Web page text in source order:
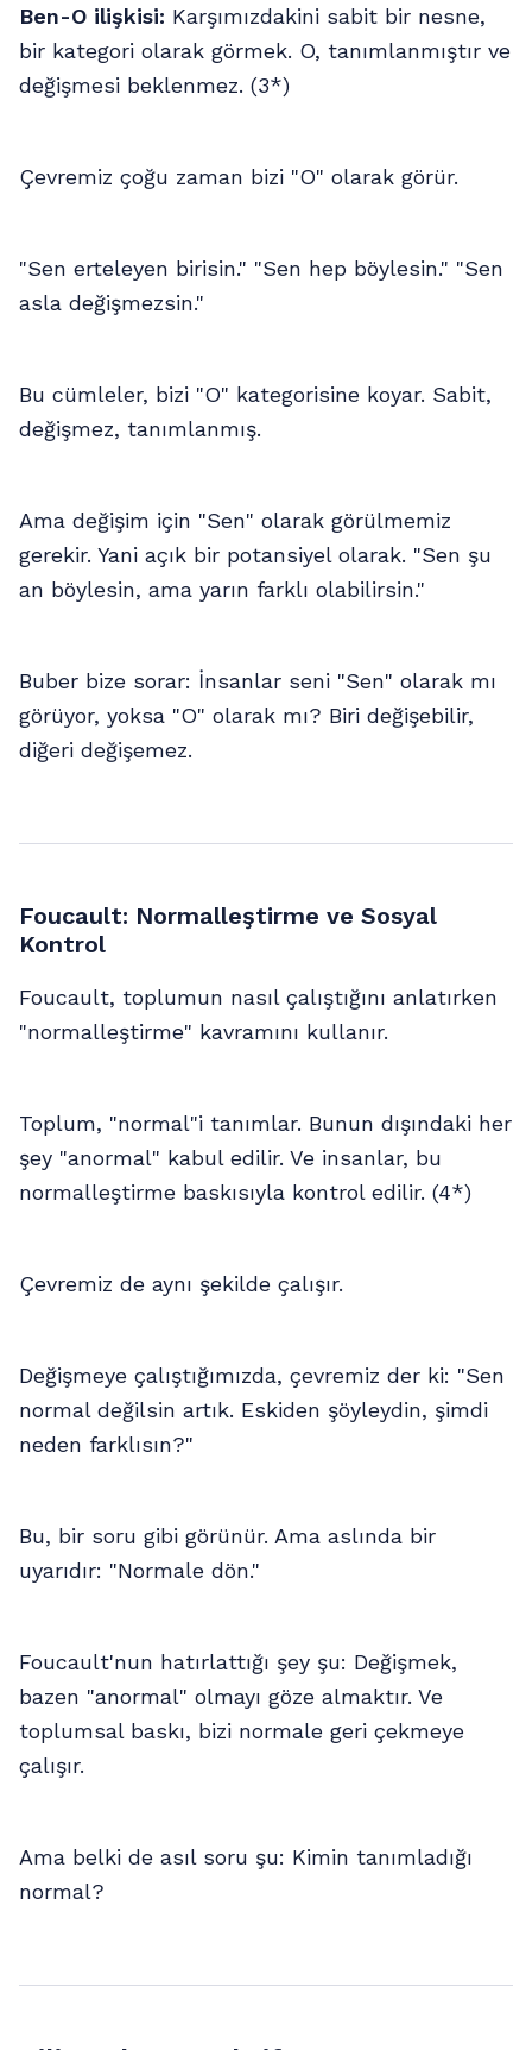
Ben-O ilişkisi: Karşımızdakini sabit bir nesne,
bir kategori olarak görmek. O, tanımlanmıştır ve
değişmesi beklenmez. (3*)
Çevremiz çoğu zaman bizi "O" olarak görür.
"Sen erteleyen birisin." "Sen hep böylesin." "Sen
asla değişmezsin."
Bu cümleler, bizi "O" kategorisine koyar. Sabit,
değişmez, tanımlanmış.
Ama değişim için "Sen" olarak görülmemiz
gerekir. Yani açık bir potansiyel olarak. "Sen şu
an böylesin, ama yarın farklı olabilirsin."
Buber bize sorar: İnsanlar seni "Sen" olarak mı
görüyor, yoksa "O" olarak mı? Biri değişebilir,
diğeri değişemez.
Foucault: Normalleştirme ve Sosyal
Kontrol
Foucault, toplumun nasıl çalıştığını anlatırken
"normalleştirme" kavramını kullanır.
Toplum, "normal"i tanımlar. Bunun dışındaki her
şey "anormal" kabul edilir. Ve insanlar, bu
normalleştirme baskısıyla kontrol edilir. (4*)
Çevremiz de aynı şekilde çalışır.
Değişmeye çalıştığımızda, çevremiz der ki: "Sen
normal değilsin artık. Eskiden şöyleydin, şimdi
neden farklısın?"
Bu, bir soru gibi görünür. Ama aslında bir
uyarıdır: "Normale dön."
Foucault'nun hatırlattığı şey şu: Değişmek,
bazen "anormal" olmayı göze almaktır. Ve
toplumsal baskı, bizi normale geri çekmeye
çalışır.
Ama belki de asıl soru şu: Kimin tanımladığı
normal?